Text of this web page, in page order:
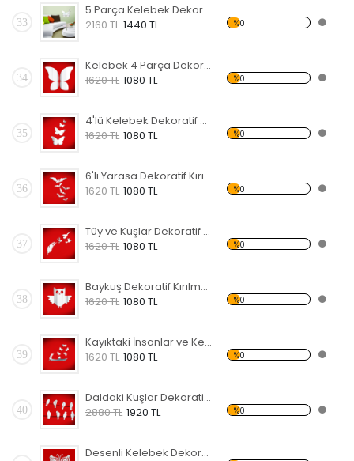
33
5 Parça Kelebek Dekoratif Kırılmaz Ayna
2160 TL 1440 TL %0
34
Kelebek 4 Parça Dekoratif Kırılmaz Ayna
1620 TL 1080 TL %0
35
4'lü Kelebek Dekoratif Kırılmaz Ayna
1620 TL 1080 TL %0
36
6'lı Yarasa Dekoratif Kırılmaz Ayna
1620 TL 1080 TL %0
37
Tüy ve Kuşlar Dekoratif Kırılmaz Ayna
1620 TL 1080 TL %0
38
Baykuş Dekoratif Kırılmaz Ayna
1620 TL 1080 TL %0
39
Kayıktaki İnsanlar ve Kelebekler Dekoratif Kırılmaz Ayna
1620 TL 1080 TL %0
40
Daldaki Kuşlar Dekoratif Kırılmaz Ayna
2880 TL 1920 TL %0
Desenli Kelebek Dekoratif Kırılmaz Ayna